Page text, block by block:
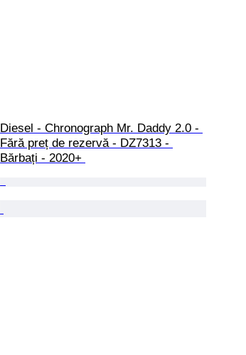
Diesel - Chronograph Mr. Daddy 2.0 -
Fără preț de rezervă - DZ7313 -
Bărbați - 2020+